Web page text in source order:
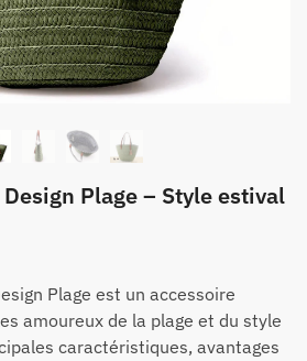
Plage – Style estival
Plage est un accessoire
amoureux de la plage et du style
caractéristiques, avantages